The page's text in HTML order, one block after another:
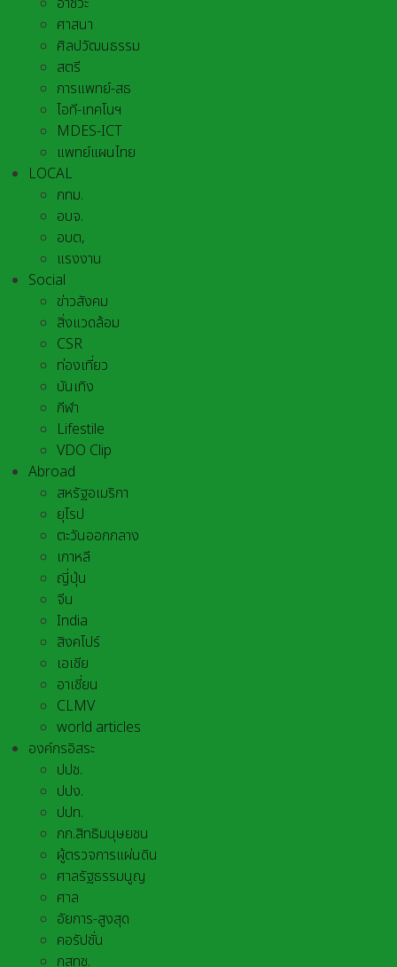
ศาสนา
ศิลปวัฒนธรรม
สตรี
การแพทย์-สธ
ไอที-เทคโนฯ
MDES-ICT
แพทย์แผนไทย
LOCAL
กทม.
อบจ.
อบต,
แรงงาน
Social
ข่าวสังคม
สิ่งแวดล้อม
CSR
ท่องเที่ยว
บันเทิง
กีฬา
Lifestile
VDO Clip
Abroad
สหรัฐอเมริกา
ยุโรป
ตะวันออกกลาง
เกาหลี
ญี่ปุ่น
จีน
India
สิงคโปร์
เอเชีย
อาเชี่ยน
CLMV
world articles
องค์กรอิสระ
ปปช.
ปปง.
ปปท.
กก.สิทธิมนุษยชน
ผู้ตรวจการแผ่นดิน
ศาลรัฐธรรมนูญ
ศาล
อัยการ-สูงสุด
คอรัปชั่น
กสทช.